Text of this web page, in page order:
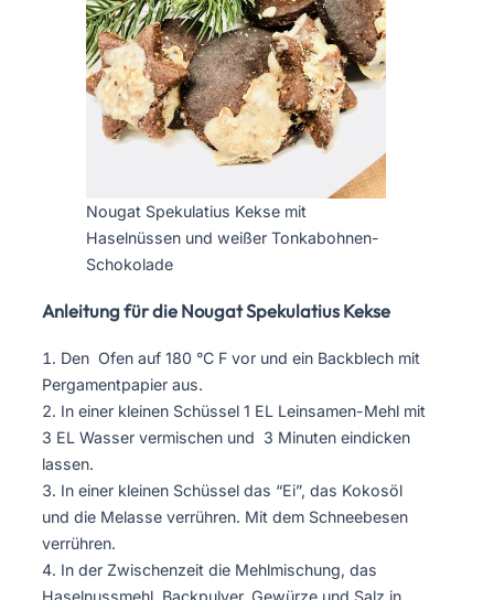
Nougat Spekulatius Kekse mit
Haselnüssen und weißer Tonkabohnen-
Schokolade
Anleitung für die Nougat Spekulatius Kekse
Den Ofen auf 180 °C F vor und ein Backblech mit
Pergamentpapier aus.
In einer kleinen Schüssel 1 EL Leinsamen-Mehl mit
3 EL Wasser vermischen und 3 Minuten eindicken
lassen.
In einer kleinen Schüssel das “Ei”, das Kokosöl
und die Melasse verrühren. Mit dem Schneebesen
verrühren.
In der Zwischenzeit die Mehlmischung, das
Haselnussmehl, Backpulver, Gewürze und Salz in